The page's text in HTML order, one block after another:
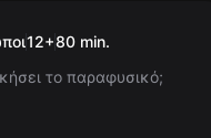
12+80 min.
το παραφυσικό;